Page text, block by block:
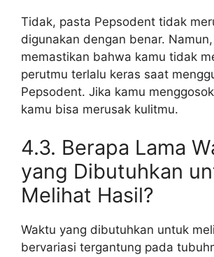
Tidak, pasta Pepsodent tidak
digunakan dengan benar.
memastikan bahwa kamu tidak
perutmu terlalu keras saat
Pepsodent. Jika kamu
kamu bisa merusak kulitmu.
4.3. Berapa Lama
yang Dibutuhkan
Melihat Hasil?
Waktu yang dibutuhkan untuk
bervariasi tergantung pada